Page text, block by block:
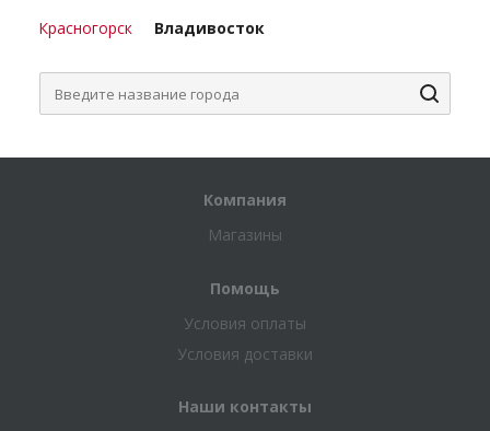
Компания
Магазины
Помощь
Условия оплаты
Условия доставки
Наши контакты
Красногорск Владивосток